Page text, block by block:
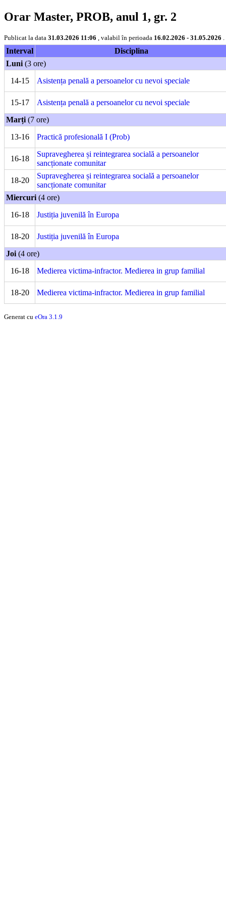
Orar Master, PROB, anul 1, gr. 2
Publicat la data 31.03.2026 11:06 , valabil în perioada 16.02.2026 - 31.05.2026
Interval
Disciplina
Luni (3 ore)
14-15
Asistența penală a persoanelor cu nevoi speciale
15-17
Asistența penală a persoanelor cu nevoi speciale
Marți (7 ore)
13-16
Practică profesională I (Prob)
16-18
Supravegherea și reintegrarea socială a persoanelor
sancționate comunitar
18-20
Supravegherea și reintegrarea socială a persoanelor
sancționate comunitar
Miercuri (4 ore)
16-18
Justiția juvenilă în Europa
18-20
Justiția juvenilă în Europa
Joi (4 ore)
16-18
Medierea victima-infractor. Medierea in grup familial
18-20 Medierea victima-infractor. Medierea in grup familial
Generat cu eOra 3.1.9